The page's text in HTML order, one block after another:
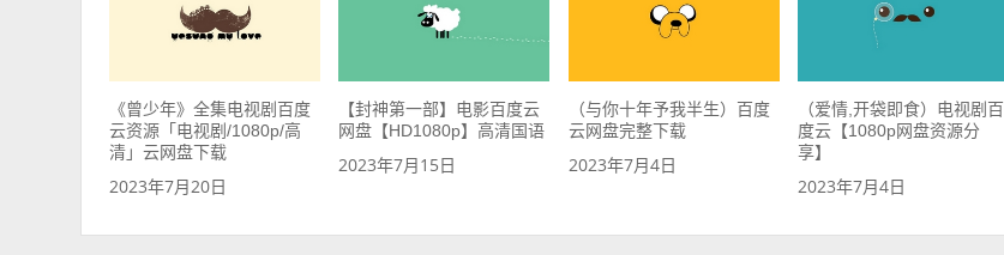
《曾少年》全集电视剧百度
云资源「电视剧/1080p/高
清」云网盘下载
2023年7月20日
【封神第一部】电影百度云
网盘【HD1080p】高清国语
2023年7月15日
（与你十年予我半生）百度
云网盘完整下载
2023年7月4日
（爱情,开袋即食）电视剧百
度云【1080p网盘资源分
享】
2023年7月4日